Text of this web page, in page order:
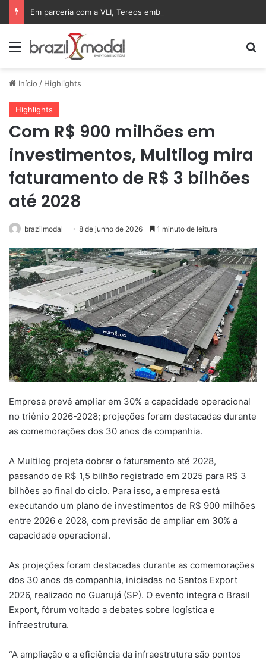
Menu
Início / Highlights
Highlights
Com R$ 900 milhões em
investimentos, Multilog mira
faturamento de R$ 3 bilhões
até 2028
brazilmodal 8 de junho de 2026 1 minuto de leitura
Empresa prevê ampliar em 30% a capacidade operacional
no triênio 2026-2028; projeções foram destacadas durante
as comemorações dos 30 anos da companhia.
A Multilog projeta dobrar o faturamento até 2028,
passando de R$ 1,5 bilhão registrado em 2025 para R$ 3
bilhões ao final do ciclo. Para isso, a empresa está
executando um plano de investimentos de R$ 900 milhões
entre 2026 e 2028, com previsão de ampliar em 30% a
capacidade operacional.
As projeções foram destacadas durante as comemorações
dos 30 anos da companhia, iniciadas no Santos Export
2026, realizado no Guarujá (SP). O evento integra o Brasil
Export, fórum voltado a debates sobre logística e
infraestrutura.
“A ampliação e a eficiência da infraestrutura são pontos